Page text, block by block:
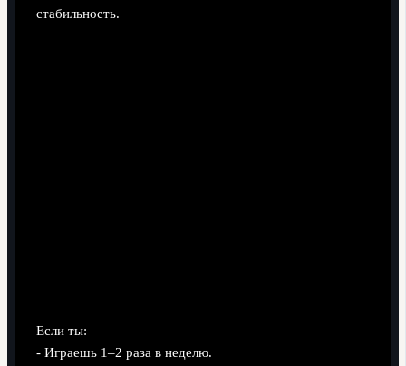
стабильность.
Если ты:
- Играешь 1–2 раза в неделю.